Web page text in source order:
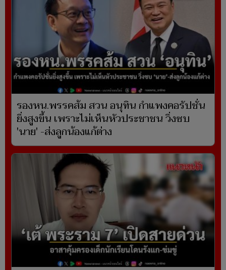
รองหน.พรรคส้ม สวน อนุทิน กำแพงคอรัปชั่น
ยิ่งสูงขึ้น เพราะไม่เห็นหัวประชาชน วิ่งซบ
'นาย' -ส่งลูกน้องแก้ต่าง